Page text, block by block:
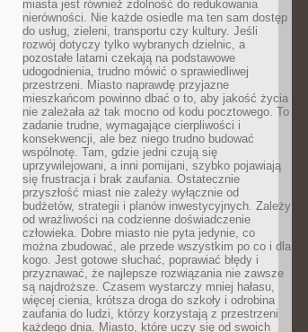
miasta jest również zdolność do redukowania
nierówności. Nie każde osiedle ma ten sam dostęp
do usług, zieleni, transportu czy kultury. Jeśli
rozwój dotyczy tylko wybranych dzielnic, a
pozostałe latami czekają na podstawowe
udogodnienia, trudno mówić o sprawiedliwej
przestrzeni. Miasto naprawdę przyjazne
mieszkańcom powinno dbać o to, aby jakość życia
nie zależała aż tak mocno od kodu pocztowego. To
zadanie trudne, wymagające cierpliwości i
konsekwencji, ale bez niego trudno budować
wspólnotę. Tam, gdzie jedni czują się
uprzywilejowani, a inni pomijani, szybko pojawiają
się frustracja i brak zaufania. Ostatecznie
przyszłość miast nie zależy wyłącznie od
budżetów, strategii i planów inwestycyjnych. Zależy
od wrażliwości na codzienne doświadczenie
człowieka. Dobre miasto nie pyta jedynie, co
można zbudować, ale przede wszystkim po co i dla
kogo. Jest gotowe słuchać, poprawiać błędy i
przyznawać, że najlepsze rozwiązania nie zawsze
są najdroższe. Czasem wystarczy mniej hałasu,
więcej cienia, krótsza droga do szkoły i odrobina
zaufania do ludzi, którzy korzystają z przestrzeni
każdego dnia. Miasto, które uczy się od swoich